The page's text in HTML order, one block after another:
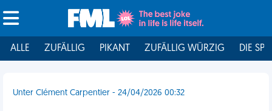
ALLE ZUFÄLLIG PIKANT ZUFÄLLIG WÜRZIG DIE
Unter Clément Carpentier - 24/04/2026 00:32